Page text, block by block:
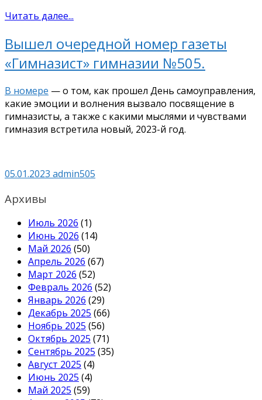
Читать далее...
Вышел очередной номер газеты
«Гимназист» гимназии №505.
В номере — о том, как прошел День самоуправления,
какие эмоции и волнения вызвало посвящение в
гимназисты, а также с какими мыслями и чувствами
гимназия встретила новый, 2023-й год.
05.01.2023 admin505
Архивы
Июль 2026 (1)
Июнь 2026 (14)
Май 2026 (50)
Апрель 2026 (67)
Март 2026 (52)
Февраль 2026 (52)
Январь 2026 (29)
Декабрь 2025 (66)
Ноябрь 2025 (56)
Октябрь 2025 (71)
Сентябрь 2025 (35)
Август 2025 (4)
Июнь 2025 (4)
Май 2025 (59)